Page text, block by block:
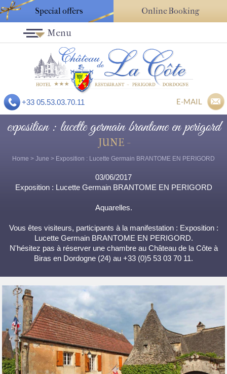
Special offers Online Booking
+33 05.53.03.70.11 E-MAIL
Menu
exposition : lucette germain brantome en perigord
JUNE -
Home > June > Exposition : Lucette Germain BRANTOME EN PERIGORD
03/06/2017
Exposition : Lucette Germain BRANTOME EN PERIGORD
Aquarelles.
Vous êtes visiteurs, participants à la manifestation : Exposition :
Lucette Germain BRANTOME EN PERIGORD.
N'hésitez pas à réserver une chambre au Château de la Côte à
Biras en Dordogne (24) au +33 (0)5 53 03 70 11.